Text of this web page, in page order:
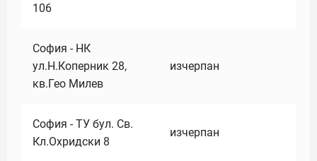
106
София - НК
ул.Н.Коперник 28,
кв.Гео Милев
изчерпан
София - ТУ бул. Св.
Кл.Охридски 8
изчерпан